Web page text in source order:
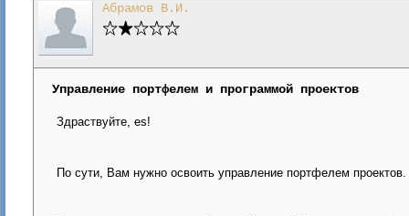
Абрамов В.И.
Управление портфелем и программой проектов
Здраствуйте, es!
По сути, Вам нужно освоить управление портфелем проектов.